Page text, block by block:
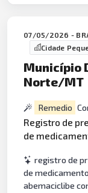
07/05/2026 -
Cidade
Município
Norte/MT
Remedio
Registro de
de
registro de
de
abemaciclibe